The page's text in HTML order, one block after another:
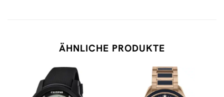
ÄHNLICHE PRODUKTE